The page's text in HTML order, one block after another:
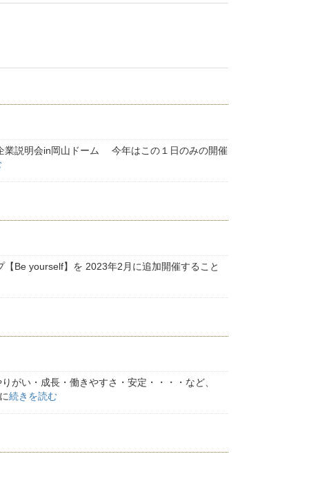
業説明会in岡山ドーム 今年はこの１日のみの開催
Be yourself】を 2023年2月に追加開催すること
い・成長・働きやすさ・安定・・・・など、
続きを読む